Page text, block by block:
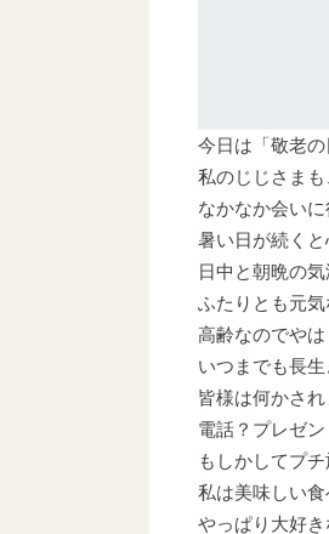
今日は「敬老の
私のじじさま
なかなか会い
暑い日が続くと
日中と朝晩の
ふたりとも元
高齢なのでや
いつまでも長生
皆様は何かされ
電話？プレゼ
もしかしてプ
私は美味しい
やっぱり大好